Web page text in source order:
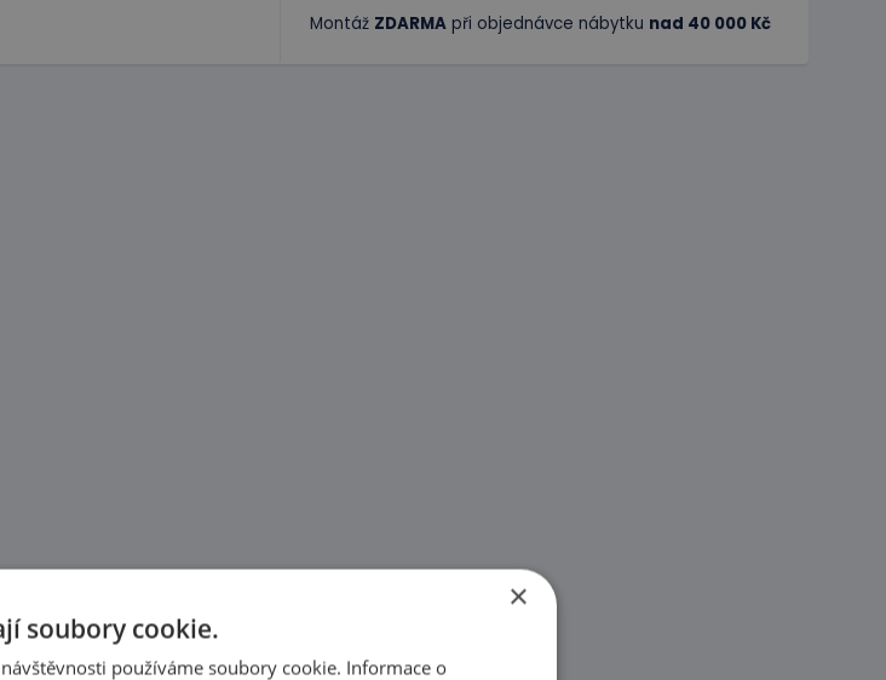
Montáž ZDARMA při objednávce nábytku nad 40 000 Kč
×
soubory cookie.
používáme soubory cookie. Informace o